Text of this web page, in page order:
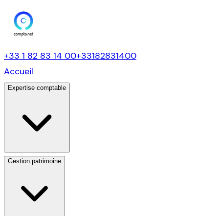
+33 1 82 83 14 00+33182831400
Accueil
Expertise comptable
Gestion patrimoine